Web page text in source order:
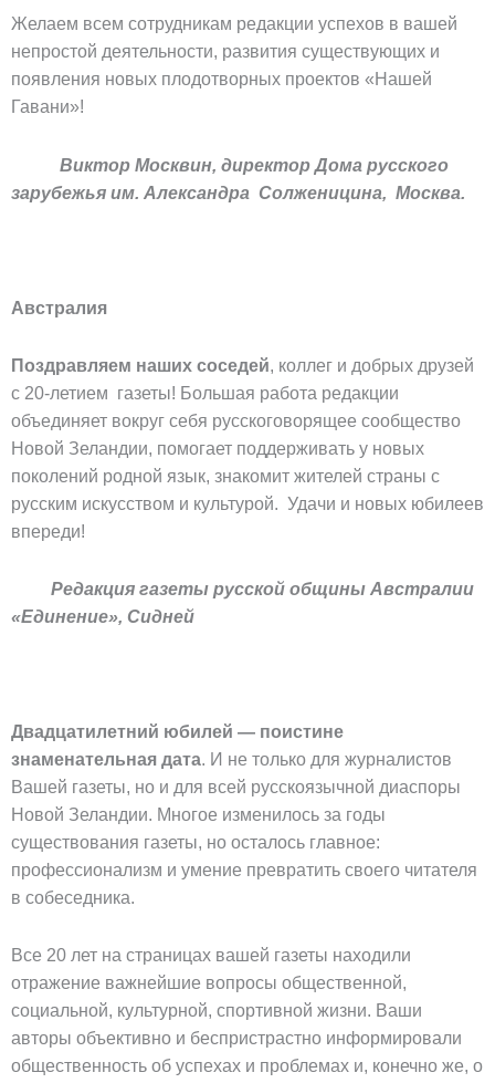
Желаем всем сотрудникам редакции успехов в вашей
непростой деятельности, развития существующих и
появления новых плодотворных проектов «Нашей
Гавани»!
Виктор Москвин, директор Дома русского
зарубежья им. Александра Солженицина, Москва.
Австралия
Поздравляем наших соседей, коллег и добрых друзей
с 20-летием газеты! Большая работа редакции
объединяет вокруг себя русскоговорящее сообщество
Новой Зеландии, помогает поддерживать у новых
поколений родной язык, знакомит жителей страны с
русским искусством и культурой. Удачи и новых юбилеев
впереди!
Редакция газеты русской общины Австралии
«Единение», Сидней
Двадцатилетний юбилей — поистине
знаменательная дата. И не только для журналистов
Вашей газеты, но и для всей русскоязычной диаспоры
Новой Зеландии. Многое изменилось за годы
существования газеты, но осталось главное:
профессионализм и умение превратить своего читателя
в собеседника.
Все 20 лет на страницах вашей газеты находили
отражение важнейшие вопросы общественной,
социальной, культурной, спортивной жизни. Ваши
авторы объективно и беспристрастно информировали
общественность об успехах и проблемах и, конечно же, о